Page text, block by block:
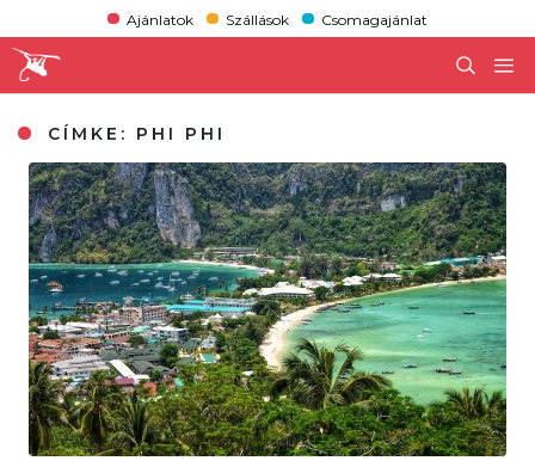
Ajánlatok Szállások Csomagajánlat
CÍMKE: PHI PHI